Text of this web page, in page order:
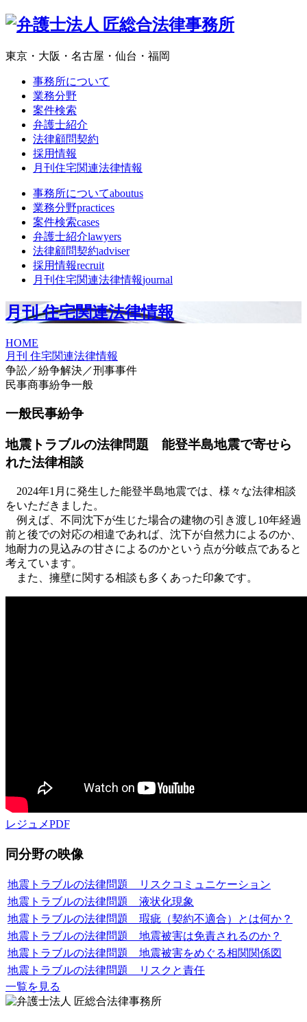
東京・大阪・名古屋・仙台・福岡
事務所について
業務分野
案件検索
弁護士紹介
法律顧問契約
採用情報
月刊住宅関連法律情報
事務所についてaboutus
業務分野practices
案件検索cases
弁護士紹介lawyers
法律顧問契約adviser
採用情報recruit
月刊住宅関連法律情報journal
月刊 住宅関連法律情報
HOME
月刊 住宅関連法律情報
争訟／紛争解決／刑事事件
民事商事紛争一般
一般民事紛争
地震トラブルの法律問題 能登半島地震で寄せら
れた法律相談
2024年1月に発生した能登半島地震では、様々な法律相談
をいただきました。
例えば、不同沈下が生じた場合の建物の引き渡し10年経過
前と後での対応の相違であれば、沈下が自然力によるのか、
地耐力の見込みの甘さによるのかという点が分岐点であると
考えています。
また、擁壁に関する相談も多くあった印象です。
レジュメPDF
同分野の映像
地震トラブルの法律問題 リスクコミュニケーション
地震トラブルの法律問題 液状化現象
地震トラブルの法律問題 瑕疵（契約不適合）とは何か？
地震トラブルの法律問題 地震被害は免責されるのか？
地震トラブルの法律問題 地震被害をめぐる相関関係図
地震トラブルの法律問題 リスクと責任
一覧を見る